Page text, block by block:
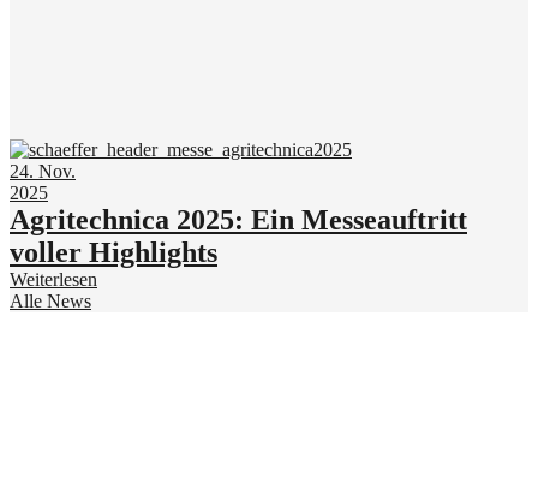
24. Nov.
2025
Agritechnica 2025: Ein Messeauftritt
voller Highlights
Weiterlesen
Alle News